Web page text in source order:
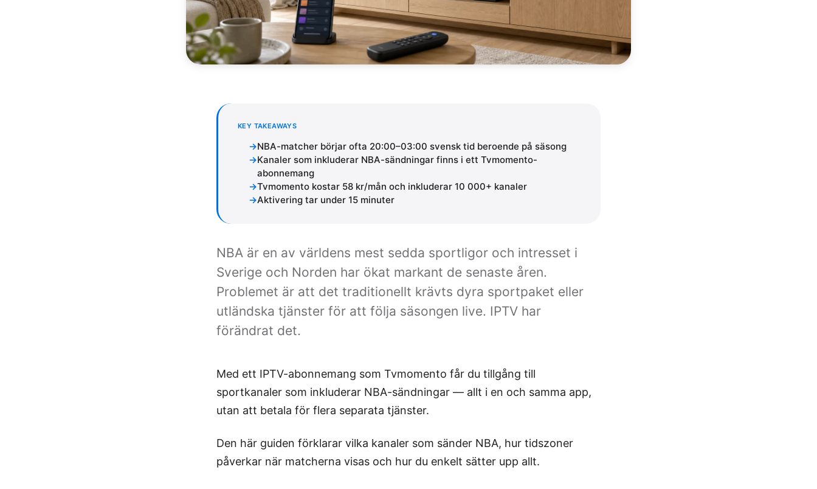
KEY TAKEAWAYS
NBA-matcher börjar ofta 20:00–03:00 svensk tid beroende på säsong
Kanaler som inkluderar NBA-sändningar finns i ett Tvmomento-
abonnemang
Tvmomento kostar 58 kr/mån och inkluderar 10 000+ kanaler
Aktivering tar under 15 minuter
NBA är en av världens mest sedda sportligor och intresset i
Sverige och Norden har ökat markant de senaste åren.
Problemet är att det traditionellt krävts dyra sportpaket eller
utländska tjänster för att följa säsongen live. IPTV har
förändrat det.
Med ett IPTV-abonnemang som Tvmomento får du tillgång till
sportkanaler som inkluderar NBA-sändningar — allt i en och samma app,
utan att betala för flera separata tjänster.
Den här guiden förklarar vilka kanaler som sänder NBA, hur tidszoner
påverkar när matcherna visas och hur du enkelt sätter upp allt.